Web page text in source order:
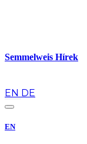
Semmelweis Hírek
EN DE
EN